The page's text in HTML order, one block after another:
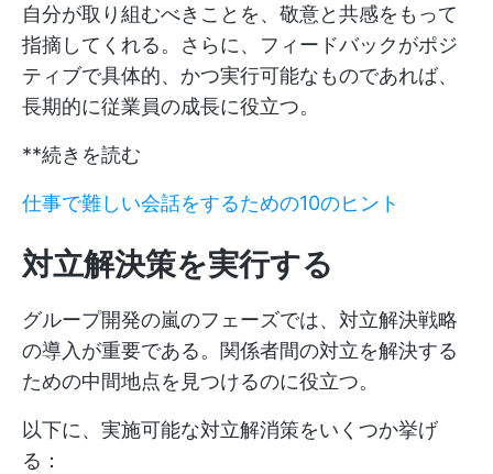
自分が取り組むべきことを、敬意と共感をもって
指摘してくれる。さらに、フィードバックがポジ
ティブで具体的、かつ実行可能なものであれば、
長期的に従業員の成長に役立つ。
**続きを読む
仕事で難しい会話をするための10のヒント
対立解決策を実行する
グループ開発の嵐のフェーズでは、対立解決戦略
の導入が重要である。関係者間の対立を解決する
ための中間地点を見つけるのに役立つ。
以下に、実施可能な対立解消策をいくつか挙げ
る：